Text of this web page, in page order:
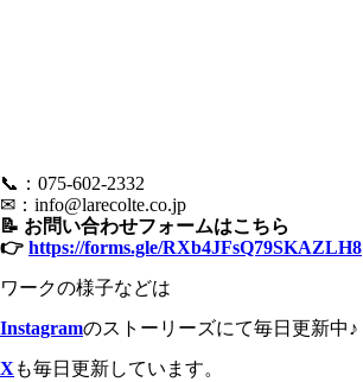
📞：075-602-2332
✉： info@larecolte.co.jp
📝 お問い合わせフォームはこちら
👉 https://forms.gle/RXb4JFsQ79SKAZLH8
ワークの様子などは
Instagramのストーリーズにて毎日更新中♪
X も毎日更新しています。